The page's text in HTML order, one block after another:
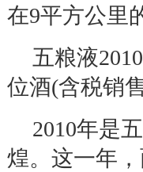
在9平方公里
五粮液2010
位酒(含税销
2010年是
煌。这一年